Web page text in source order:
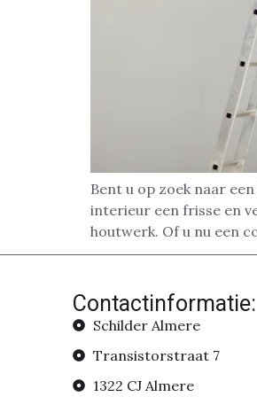
Bent u op zoek naar
interieur een frisse en
houtwerk. Of u nu een
Contactinformatie:
Schilder Almere
Transistorstraat 7
1322 CJ Almere